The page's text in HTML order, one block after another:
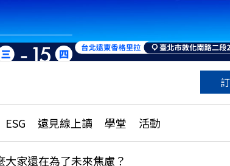
・洞見未來 與世界領袖同行
ESG 遠見線上讀 學堂 活動
析
更多訂閱方案
特
家還在為了未來焦慮？